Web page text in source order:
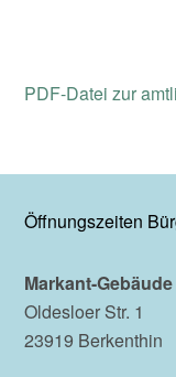
PDF-Datei zur
Öffnungszeiten
Markant-Gebäude
Oldesloer Str. 1
23919 Berkenthin